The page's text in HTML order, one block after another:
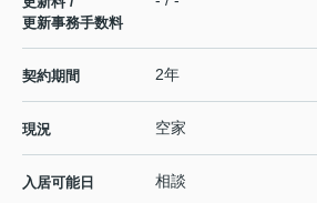
更新事務手数料
契約期間 2年
現況 空家
入居可能日 相談